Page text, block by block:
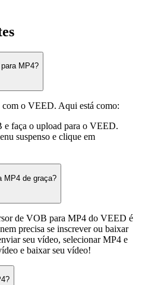
MP4?
o VEED. Aqui está como:
e faça o upload para o VEED.
suspenso e clique em
MP4 de graça?
de VOB para MP4 do VEED é
precisa se inscrever ou baixar
seu vídeo, selecionar MP4 e
e baixar seu vídeo!